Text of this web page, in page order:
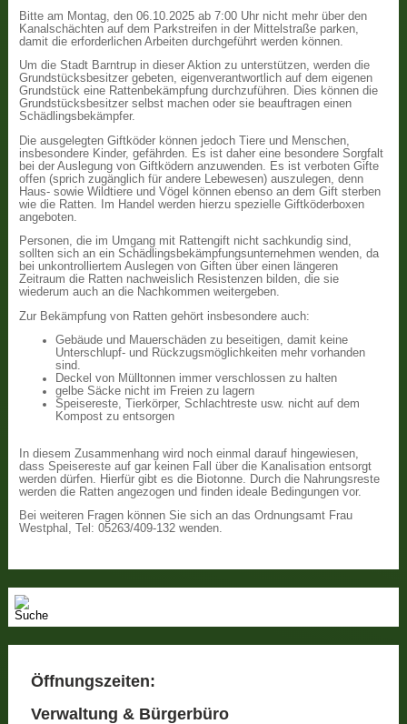
Bitte am Montag, den 06.10.2025 ab 7:00 Uhr nicht mehr über den
Kanalschächten auf dem Parkstreifen in der Mittelstraße parken,
damit die erforderlichen Arbeiten durchgeführt werden können.
Um die Stadt Barntrup in dieser Aktion zu unterstützen, werden die
Grundstücksbesitzer gebeten, eigenverantwortlich auf dem eigenen
Grundstück eine Rattenbekämpfung durchzuführen. Dies können die
Grundstücksbesitzer selbst machen oder sie beauftragen einen
Schädlingsbekämpfer.
Die ausgelegten Giftköder können jedoch Tiere und Menschen,
insbesondere Kinder, gefährden. Es ist daher eine besondere Sorgfalt
bei der Auslegung von Giftködern anzuwenden. Es ist verboten Gifte
offen (sprich zugänglich für andere Lebewesen) auszulegen, denn
Haus- sowie Wildtiere und Vögel können ebenso an dem Gift sterben
wie die Ratten. Im Handel werden hierzu spezielle Giftköderboxen
angeboten.
Personen, die im Umgang mit Rattengift nicht sachkundig sind,
sollten sich an ein Schädlingsbekämpfungsunternehmen wenden, da
bei unkontrolliertem Auslegen von Giften über einen längeren
Zeitraum die Ratten nachweislich Resistenzen bilden, die sie
wiederum auch an die Nachkommen weitergeben.
Zur Bekämpfung von Ratten gehört insbesondere auch:
Gebäude und Mauerschäden zu beseitigen, damit keine
Unterschlupf- und Rückzugsmöglichkeiten mehr vorhanden
sind.
Deckel von Mülltonnen immer verschlossen zu halten
gelbe Säcke nicht im Freien zu lagern
Speisereste, Tierkörper, Schlachtreste usw. nicht auf dem
Kompost zu entsorgen
In diesem Zusammenhang wird noch einmal darauf hingewiesen,
dass Speisereste auf gar keinen Fall über die Kanalisation entsorgt
werden dürfen. Hierfür gibt es die Biotonne. Durch die Nahrungsreste
werden die Ratten angezogen und finden ideale Bedingungen vor.
Bei weiteren Fragen können Sie sich an das Ordnungsamt Frau
Westphal, Tel: 05263/409-132 wenden.
Öffnungszeiten:
Verwaltung & Bürgerbüro